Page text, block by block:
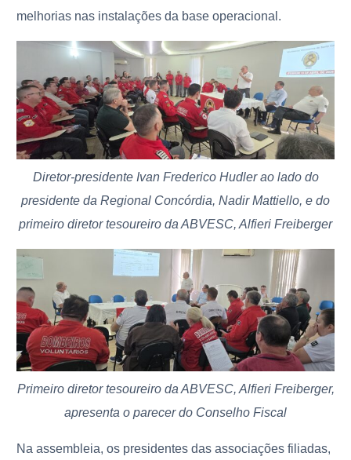
melhorias nas instalações da base operacional.
Diretor-presidente Ivan Frederico Hudler ao lado do
presidente da Regional Concórdia, Nadir Mattiello, e do
primeiro diretor tesoureiro da ABVESC, Alfieri Freiberger
Primeiro diretor tesoureiro da ABVESC, Alfieri Freiberger,
apresenta o parecer do Conselho Fiscal
Na assembleia, os presidentes das associações filiadas,